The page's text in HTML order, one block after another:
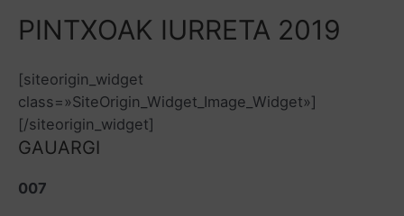
PINTXOAK IURRETA 2019
[siteorigin_widget
class=»SiteOrigin_Widget_Image_Widget»]
[/siteorigin_widget]
GAUARGI
007